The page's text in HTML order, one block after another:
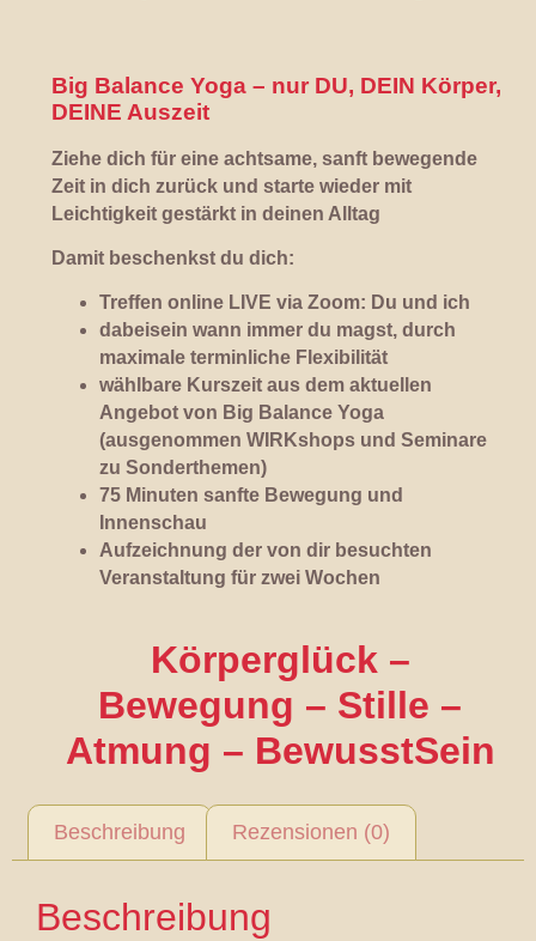
Big Balance Yoga – nur DU, DEIN Körper,
DEINE Auszeit
Ziehe dich für eine achtsame, sanft bewegende
Zeit in dich zurück und starte wieder mit
Leichtigkeit gestärkt in deinen Alltag
Damit beschenkst du dich:
Treffen online LIVE via Zoom: Du und ich
dabeisein wann immer du magst, durch
maximale terminliche Flexibilität
wählbare Kurszeit aus dem aktuellen
Angebot von Big Balance Yoga
(ausgenommen WIRKshops und Seminare
zu Sonderthemen)
75 Minuten sanfte Bewegung und
Innenschau
Aufzeichnung der von dir besuchten
Veranstaltung für zwei Wochen
Körperglück –
Bewegung – Stille –
Atmung – BewusstSein
Beschreibung Rezensionen (0)
Beschreibung